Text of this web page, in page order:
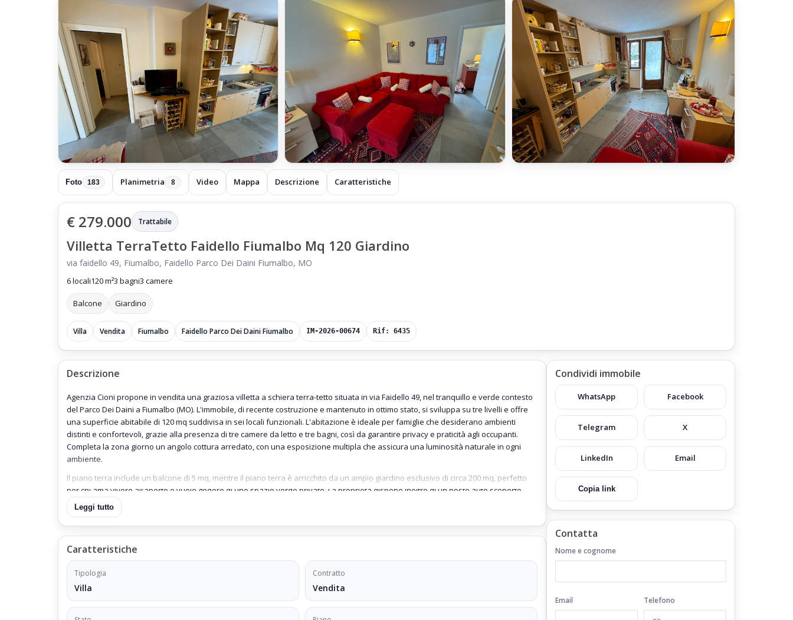
Foto 183 Planimetria 8 Video Mappa Descrizione Caratteristiche
€ 279.000 Trattabile
Villetta TerraTetto Faidello Fiumalbo Mq 120 Giardino
via faidello 49, Fiumalbo, Faidello Parco Dei Daini Fiumalbo, MO
6 locali120 m²3 bagni3 camere
Balcone Giardino
Villa Vendita Fiumalbo Faidello Parco Dei Daini Fiumalbo IM-2026-00674 Rif: 6435
Descrizione
Agenzia Cioni propone in vendita una graziosa villetta a schiera terra-tetto situata in via Faidello 49, nel tranquillo e verde contesto
del Parco Dei Daini a Fiumalbo (MO). L'immobile, di recente costruzione e mantenuto in ottimo stato, si sviluppa su tre livelli e offre
una superficie abitabile di 120 mq suddivisa in sei locali funzionali. L'abitazione è ideale per famiglie che desiderano ambienti
distinti e confortevoli, grazie alla presenza di tre camere da letto e tre bagni, così da garantire privacy e praticità agli occupanti.
Completa la zona giorno un angolo cottura arredato, con una esposizione multipla che assicura una luminosità naturale in ogni
ambiente.
Il piano terra include un balcone di 5 mq, mentre il piano terra è arricchito da un ampio giardino esclusivo di circa 200 mq, perfetto
per chi ama vivere all’aperto e vuole godere di uno spazio verde privato. La proprietà dispone inoltre di un posto auto scoperto
inserito nella proprietà, che incrementa ulteriormente la praticità di questa soluzione abitativa.
un sistema efficiente e indipendente. Gli infissi sono realizzati in legno con doppio vetro, scelti per le loro proprietà isolanti sia dal
punto di vista termico che acustico. Le spese condominiali sono particolarmente contenute, intorno ai 200 euro annui, e coprono
servizi di manutenzione del verde e spalatura della neve lungo il viale di accesso alle quattro villette a schiera.
Costruita nel 1989, la villetta è libera e senza barriere architettoniche, adatta anche a persone con difficoltà di mobilità. La posizione
è strategica, all’interno di una zona residenziale silenziosa ma vicina ai principali servizi e collegamenti di Fiumalbo. La richiesta
economica è di 279.000 euro, prezzo trattabile.
Leggi tutto
Caratteristiche
Tipologia
Villa
Contratto
Vendita
Condividi immobile
WhatsApp Facebook
Telegram X
LinkedIn Email
Copia link
Contatta
Nome e cognome
Email Telefono